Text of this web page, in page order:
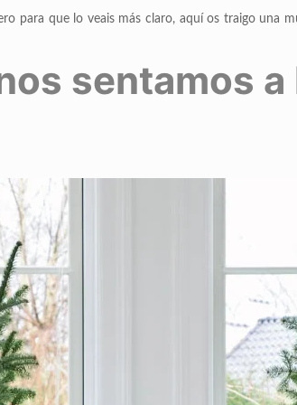
para que lo veais más claro, aquí os traigo una
sentamos a